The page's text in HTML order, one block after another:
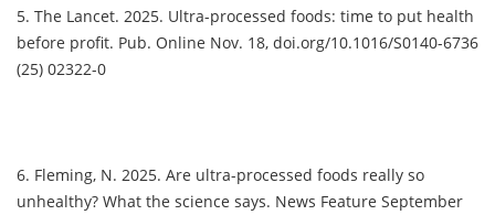
5. The Lancet. 2025. Ultra-processed foods: time to put health
before profit. Pub. Online Nov. 18, doi.org/10.1016/S0140-6736
(25) 02322-0
6. Fleming, N. 2025. Are ultra-processed foods really so
unhealthy? What the science says. News Feature September